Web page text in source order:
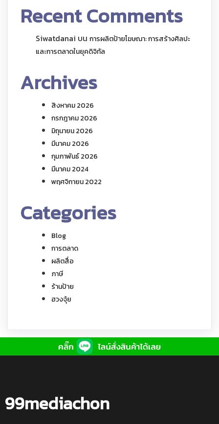
Recent Comments
Siwatdanai บน การผลิตป้ายโฆษณา: การสร้างศิลปะ
และการตลาดในยุคดิจิทัล
Archives
สิงหาคม 2026
กรกฎาคม 2026
มิถุนายน 2026
มีนาคม 2026
กุมภาพันธ์ 2026
มีนาคม 2024
พฤศจิกายน 2022
Categories
Blog
การตลาด
ผลิตสื่อ
ภาษี
ร้านป้าย
ฮวงจุ้ย
99mediachon